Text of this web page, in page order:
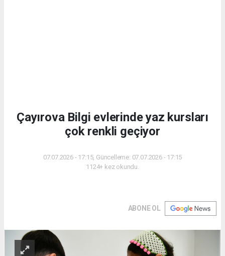
Çayırova Bilgi evlerinde yaz kursları
çok renkli geçiyor
07.07.2026 - 17:15, Güncelleme: 07.07.2026 - 17:15
1124+ kez okundu.
ABONE OL